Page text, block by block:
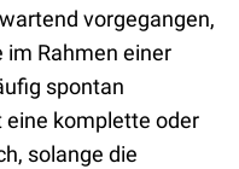
vorgegangen,
im Rahmen einer
spontan
eine komplette oder
solange die